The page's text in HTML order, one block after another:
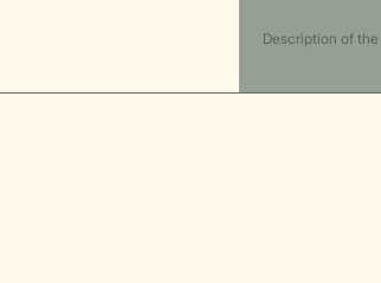
Description of the